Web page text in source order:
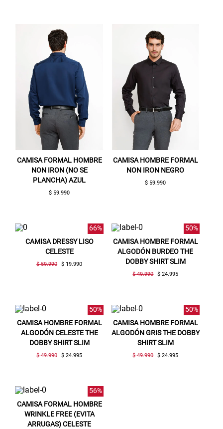
CAMISA FORMAL HOMBRE
NON IRON (NO SE
PLANCHA) AZUL
$ 59.990
CAMISA HOMBRE FORMAL
NON IRON NEGRO
$ 59.990
66%
CAMISA DRESSY LISO
CELESTE
$ 59.990 $ 19.990
50%
CAMISA HOMBRE FORMAL
ALGODÓN BURDEO THE
DOBBY SHIRT SLIM
$ 49.990 $ 24.995
50%
CAMISA HOMBRE FORMAL
ALGODÓN CELESTE THE
DOBBY SHIRT SLIM
$ 49.990 $ 24.995
50%
CAMISA HOMBRE FORMAL
ALGODÓN GRIS THE DOBBY
SHIRT SLIM
$ 49.990 $ 24.995
56%
CAMISA FORMAL HOMBRE
WRINKLE FREE (EVITA
ARRUGAS) CELESTE
Gracias por inscribirte!
Aquí esta tu cupón, usalo en tu siguiente
SUSPE01